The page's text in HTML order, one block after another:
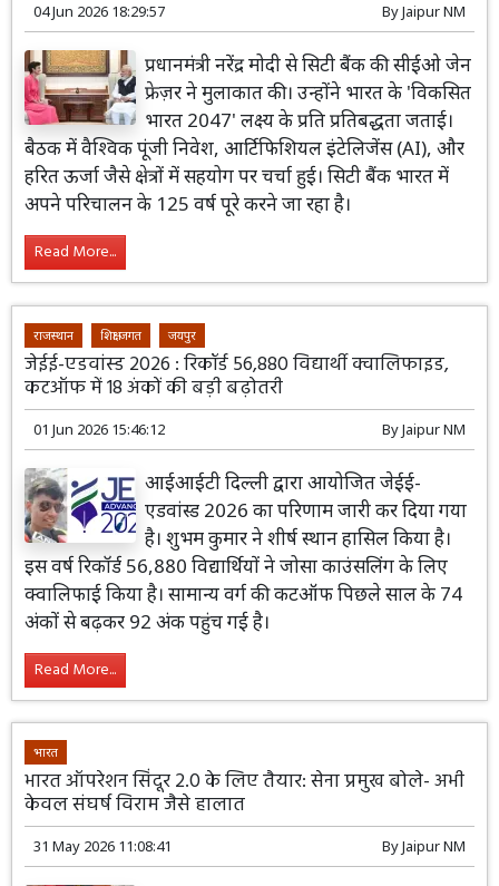
04 Jun 2026 18:29:57 ByJaipur NM
प्रधानमंत्री नरेंद्र मोदी से सिटी बैंक की सीईओ जेन
फ्रेज़र ने मुलाकात की। उन्होंने भारत के 'विकसित
भारत 2047' लक्ष्य के प्रति प्रतिबद्धता जताई।
बैठक में वैश्विक पूंजी निवेश, आर्टिफिशियल इंटेलिजेंस (AI), और
हरित ऊर्जा जैसे क्षेत्रों में सहयोग पर चर्चा हुई। सिटी बैंक भारत में
अपने परिचालन के 125 वर्ष पूरे करने जा रहा है।
Read More...
राजस्थान शिक्षा जगत जयपुर
जेईई-एडवांस्ड 2026 : रिकॉर्ड 56,880 विद्यार्थी क्वालिफाइड,
कटऑफ में 18 अंकों की बड़ी बढ़ोतरी
01 Jun 2026 15:46:12 ByJaipur NM
आईआईटी दिल्ली द्वारा आयोजित जेईई-
एडवांस्ड 2026 का परिणाम जारी कर दिया गया
है। शुभम कुमार ने शीर्ष स्थान हासिल किया है।
इस वर्ष रिकॉर्ड 56,880 विद्यार्थियों ने जोसा काउंसलिंग के लिए
क्वालिफाई किया है। सामान्य वर्ग की कटऑफ पिछले साल के 74
अंकों से बढ़कर 92 अंक पहुंच गई है।
Read More...
भारत
भारत ऑपरेशन सिंदूर 2.0 के लिए तैयार: सेना प्रमुख बोले- अभी
केवल संघर्ष विराम जैसे हालात
31 May 2026 11:08:41 ByJaipur NM